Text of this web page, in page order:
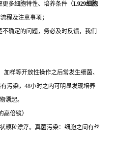
更多细胞特性、培养条件（L929细胞
程及注意事项；
确定的问题，务必及时反馈，我们
加样等开放性操作之后常发生细菌、
污染，48小时之内可明显发现培养
漂起。
高倍镜）
颗粒漂浮。真菌污染：细胞之间有丝